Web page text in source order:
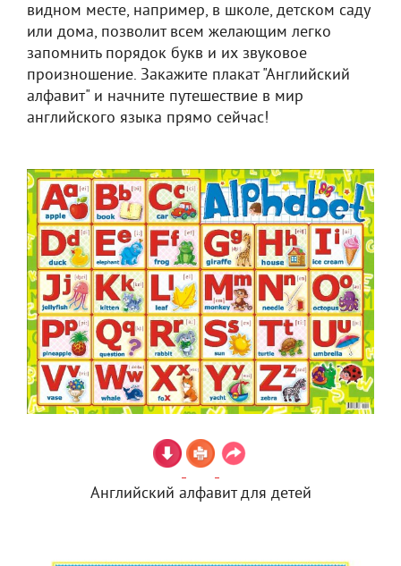
видном месте, например, в школе, детском саду
или дома, позволит всем желающим легко
запомнить порядок букв и их звуковое
произношение. Закажите плакат "Английский
алфавит" и начните путешествие в мир
английского языка прямо сейчас!
Английский алфавит для детей